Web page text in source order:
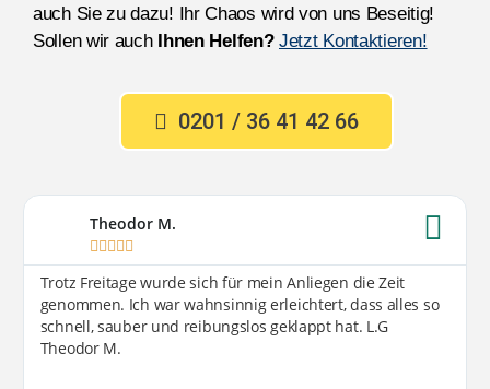
auch Sie zu dazu! Ihr Chaos wird von uns Beseitig!
Sollen wir auch Ihnen Helfen? Jetzt Kontaktieren!
0201 / 36 41 42 66
Theodor M.
    
Trotz Freitage wurde sich für mein Anliegen die Zeit
genommen. Ich war wahnsinnig erleichtert, dass alles so
schnell, sauber und reibungslos geklappt hat. L.G
Theodor M.